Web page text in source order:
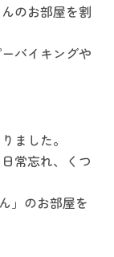
のお部屋を割
バイキングや
ました。
常忘れ、くつ
」のお部屋を